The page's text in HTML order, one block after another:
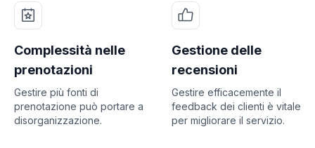
Complessità nelle
prenotazioni
Gestire più fonti di
prenotazione può portare a
disorganizzazione.
Gestione delle
recensioni
Gestire efficacemente il
feedback dei clienti è vitale
per migliorare il servizio.